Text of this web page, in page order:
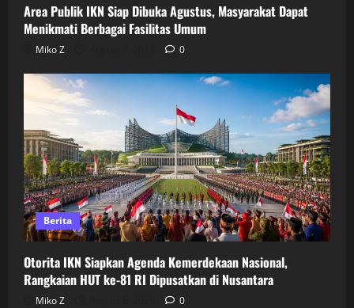
Area Publik IKN Siap Dibuka Agustus, Masyarakat Dapat
Menikmati Berbagai Fasilitas Umum
Miko Z 0
Berita
Otorita IKN Siapkan Agenda Kemerdekaan Nasional,
Rangkaian HUT ke-81 RI Dipusatkan di Nusantara
Miko Z 0